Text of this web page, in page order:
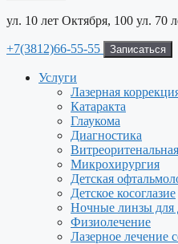
ул. 10 лет Октября, 100 ул. 70
+7(3812)66-55-55 Записаться
Услуги
Лазерная
Катаракта
Глаукома
Диагностика
Микрохирургия
Детская
Детское косоглазие
Ночные линзы для
Физиолечение
Лазерное лечение